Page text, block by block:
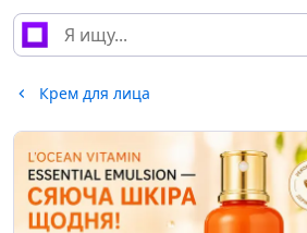
Крем для лица